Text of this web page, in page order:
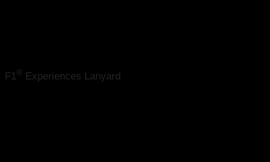
F1 ® Experiences Lanyard